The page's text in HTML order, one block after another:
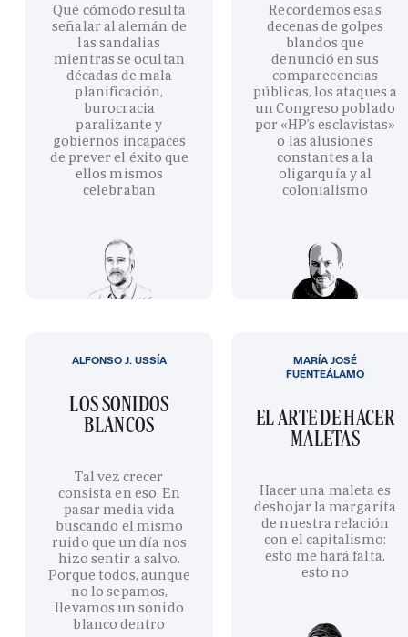
Qué cómodo resulta
señalar al alemán de
las sandalias
mientras se ocultan
décadas de mala
planificación,
burocracia
paralizante y
gobiernos incapaces
de prever el éxito que
ellos mismos
celebraban
Recordemos esas
decenas de golpes
blandos que
denunció en sus
comparecencias
públicas, los ataques a
un Congreso poblado
por «HP’s esclavistas»
o las alusiones
constantes a la
oligarquía y al
colonialismo
LOS SONIDOS
BLANCOS
Tal vez crecer
consista en eso. En
pasar media vida
buscando el mismo
ruido que un día nos
hizo sentir a salvo.
Porque todos, aunque
no lo sepamos,
llevamos un sonido
blanco dentro
ALFONSO J. USSÍA
EL ARTE DE HACER
MALETAS
Hacer una maleta es
deshojar la margarita
de nuestra relación
con el capitalismo:
esto me hará falta,
esto no
MARÍA JOSÉ
FUENTEÁLAMO